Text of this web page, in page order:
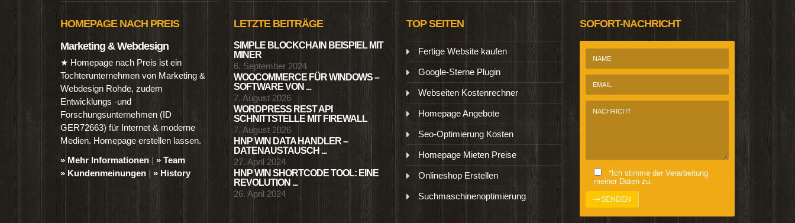
HOMEPAGE NACH PREIS
Marketing & Webdesign
★ Homepage nach Preis ist ein
Tochterunternehmen von Marketing &
Webdesign Rohde, zudem
Entwicklungs -und
Forschungsunternehmen (ID
GER72663) für Internet & moderne
Medien. Homepage erstellen lassen.
» Mehr Informationen |» Team
» Kundenmeinungen | » History
LETZTE BEITRÄGE
SIMPLE BLOCKCHAIN BEISPIEL MIT
MINER
6. September 2024
WOOCOMMERCE FÜR WINDOWS –
SOFTWARE VON ...
7. August 2026
WORDPRESS REST API
SCHNITTSTELLE MIT FIREWALL
7. August 2026
HNP WIN DATA HANDLER –
DATENAUSTAUSCH ...
27. April 2024
HNP WIN SHORTCODE TOOL: EINE
REVOLUTION ...
26. April 2024
TOP SEITEN
Fertige Website kaufen
Google-Sterne Plugin
Webseiten Kostenrechner
Homepage Angebote
Seo-Optimierung Kosten
Homepage Mieten Preise
Onlineshop Erstellen
Suchmaschinenoptimierung
SOFORT-NACHRICHT
*Ich stimme der Verarbeitung
meiner Daten zu.